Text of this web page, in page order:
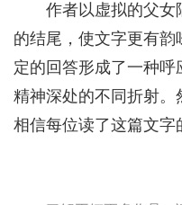
作者以虚拟的父女
的结尾，使文字更有
定的回答形成了一种呼
精神深处的不同折射。
相信每位读了这篇文字